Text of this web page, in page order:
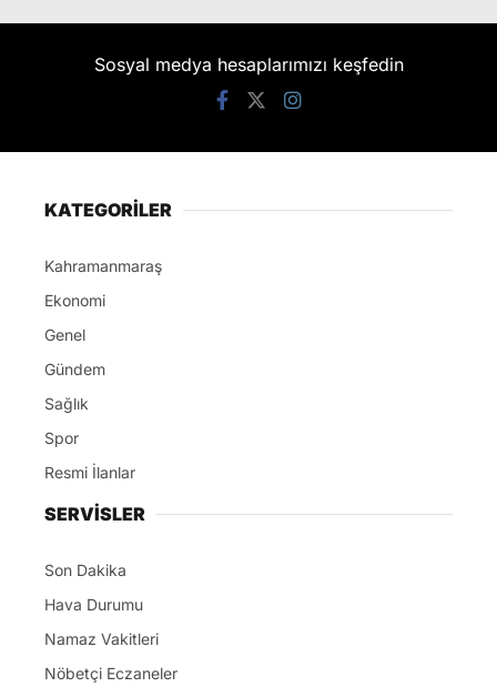
Sosyal medya hesaplarımızı keşfedin
KATEGORİLER
Kahramanmaraş
Ekonomi
Genel
Gündem
Sağlık
Spor
Resmi İlanlar
SERVİSLER
Son Dakika
Hava Durumu
Namaz Vakitleri
Nöbetçi Eczaneler